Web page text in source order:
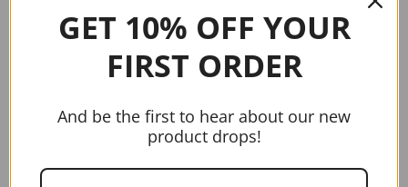
Plagiolepsis soorten
GET 10% OFF YOUR
FIRST ORDER
And be the first to hear about our new
product drops!